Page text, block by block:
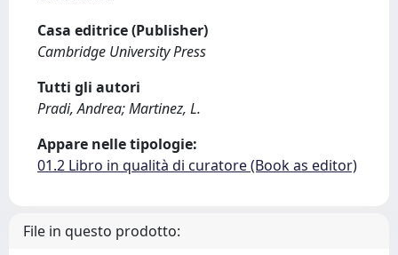
Casa editrice (Publisher)
Cambridge University Press
Tutti gli autori
Pradi, Andrea; Martinez, L.
Appare nelle tipologie:
01.2 Libro in qualità di curatore (Book as editor)
File in questo prodotto: